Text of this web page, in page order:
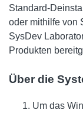
Standard-
oder mithilfe von
SysDev
Produkten
Über die
Um das